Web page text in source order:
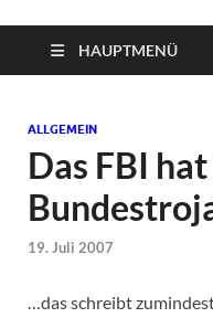
HAUPTMENÜ
ALLGEMEIN
Das FBI
19. Juli 2007
…das schreibt